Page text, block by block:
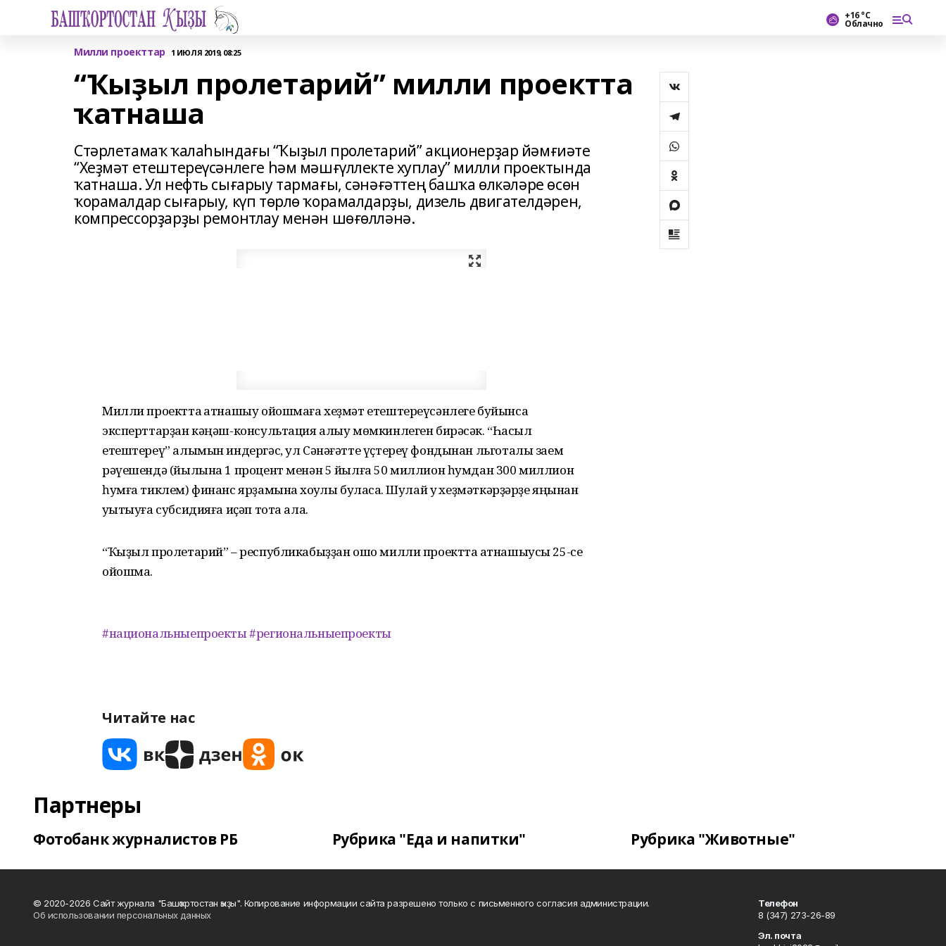
+16 °С
Облачно
Милли проекттар 1 ИЮЛЯ 2019, 08:25
“Ҡыҙыл пролетарий” милли проектта
ҡатнаша
Стәрлетамаҡ ҡалаһындағы “Ҡыҙыл пролетарий” акционерҙар йәмғиәте
“Хеҙмәт етештереүсәнлеге һәм мәшғүллекте хуплау” милли проектында
ҡатнаша. Ул нефть сығарыу тармағы, сәнәғәттең башҡа өлкәләре өсөн
ҡорамалдар сығарыу, күп төрлө ҡорамалдарҙы, дизель двигателдәрен,
компрессорҙарҙы ремонтлау менән шөғөлләнә.
Милли проектта ҡатнашыу ойошмаға хеҙмәт етештереүсәнлеге буйынса
эксперттарҙан кәңәш-консультация алыу мөмкинлеген бирәсәк. “Һаҡсыл
етештереү” алымын индергәс, ул Сәнәғәтте үҫтереү фондынан льготалы заем
рәүешендә (йылына 1 процент менән 5 йылға 50 миллион һумдан 300 миллион
һумға тиклем) финанс ярҙамына хоҡуҡлы буласаҡ. Шулай уҡ хеҙмәткәрҙәрҙе яңынан
уҡытыуға субсидияға иҫәп тота ала.
“Ҡыҙыл пролетарий” – республикабыҙҙан ошо милли проектта ҡатнашыусы 25-се
ойошма.
#национальныепроекты#региональныепроекты
Читайте нас
Партнеры
Фотобанк журналистов РБ Рубрика "Еда и напитки" Рубрика "Животные"
© 2020-2026 Сайт журнала "Башҡортостан ҡыҙы". Копирование информации сайта разрешено только с письменного согласия администрации.
Об использовании персональных данных
Телефон
8 (347) 273-26-89
Эл. почта